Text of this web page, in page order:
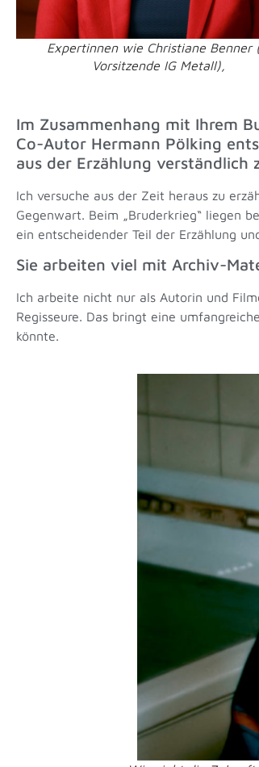
Expertinnen wie Christiane Benner
Vorsitzende IG Metall),
Im Zusammenhang mit Ihrem
Co-Autor Hermann Pölking
aus der Erzählung verständlich
Ich versuche aus der Zeit heraus zu
Gegenwart. Beim „Bruderkrieg“ liegen
ein entscheidender Teil der Erzählung
Sie arbeiten viel mit Archiv-
Ich arbeite nicht nur als Autorin und
Regisseure. Das bringt eine
könnte.